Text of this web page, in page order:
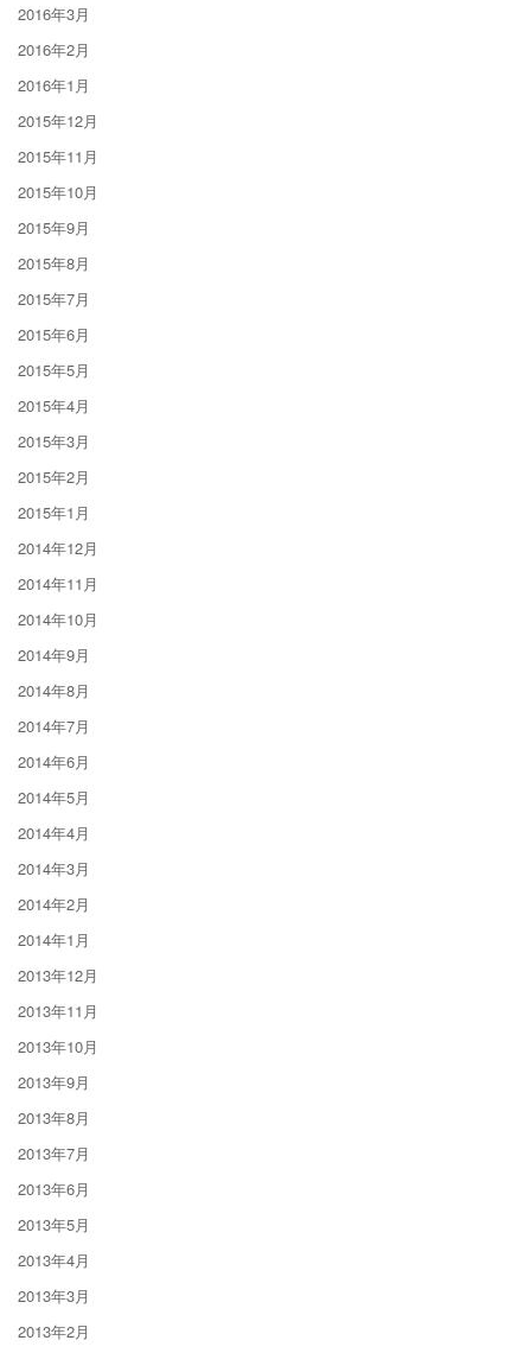
2016年3月
2016年2月
2016年1月
2015年12月
2015年11月
2015年10月
2015年9月
2015年8月
2015年7月
2015年6月
2015年5月
2015年4月
2015年3月
2015年2月
2015年1月
2014年12月
2014年11月
2014年10月
2014年9月
2014年8月
2014年7月
2014年6月
2014年5月
2014年4月
2014年3月
2014年2月
2014年1月
2013年12月
2013年11月
2013年10月
2013年9月
2013年8月
2013年7月
2013年6月
2013年5月
2013年4月
2013年3月
2013年2月